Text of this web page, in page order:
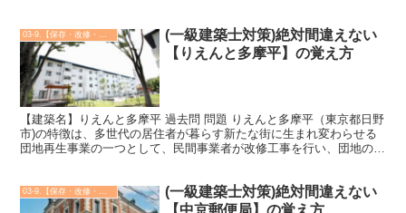
(一級建築士対策)絶対間違えない
【りえんと多摩平】の覚え方
【建築名】りえんと多摩平 過去問 問題 りえんと多摩平（東京都日野
市)の特徴は、多世代の居住者が暮らす新たな街に生まれ変わらせる
団地再生事業の一つとして、民間事業者が改修工事を行い、団地の一
(一級建築士対策)絶対間違えない
【中京郵便局】の覚え方